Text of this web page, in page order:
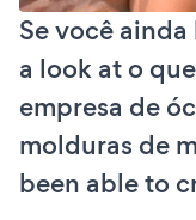
Se você
a look at o
empresa de
molduras de
been able to